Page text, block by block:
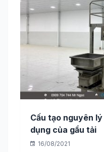
Cấu tạo nguyên
dụng của gầu tải
16/08/2021